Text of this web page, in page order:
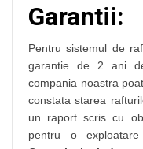
Garantii:
Pentru sistemul de
garantie de 2 ani
compania noastra
constata starea
un raport scris cu
pentru o